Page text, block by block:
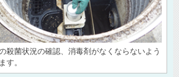
殺菌状況の確認、消毒剤がなくならないよう
す。